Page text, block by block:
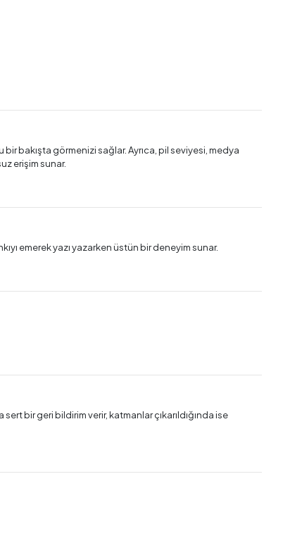
bakışta görmenizi sağlar. Ayrıca, pil seviyesi, medya
erişim sunar.
emerek yazı yazarken üstün bir deneyim sunar.
bir geri bildirim verir, katmanlar çıkarıldığında ise